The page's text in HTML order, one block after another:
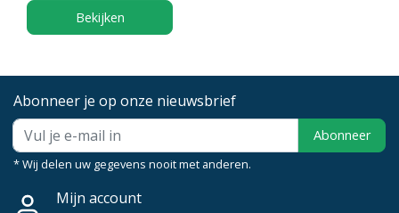
Bekijken
Abonneer je op onze nieuwsbrief
Abonneer
* Wij delen uw gegevens nooit met anderen.
Mijn account